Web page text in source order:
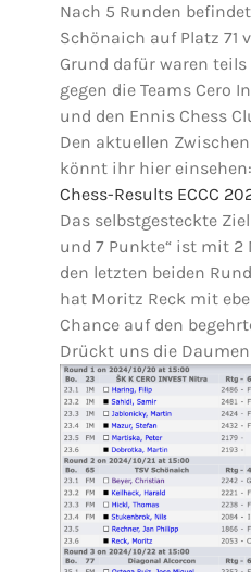
Nach 5 Runden
Schönaich auf Platz 71
Grund dafür waren
gegen die Teams Cero
und den Ennis Chess
Den aktuellen
könnt ihr hier einsehen:
Chess-Results ECCC
Das selbstgesteckte
und 7 Punkte“ ist mit
den letzten beiden
hat Moritz Reck mit
Chance auf den
Drückt uns die